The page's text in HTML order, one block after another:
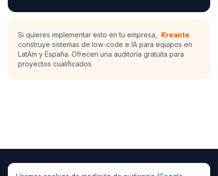
Si quieres implementar esto en tu empresa,
Kreante
construye sistemas de low-code e IA para equipos en
LatAm y España. Ofrecen una auditoría gratuita para
proyectos cualificados.